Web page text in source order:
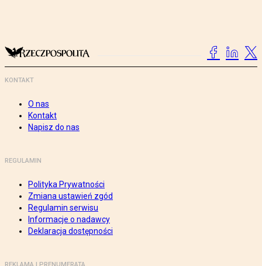
KONTAKT
O nas
Kontakt
Napisz do nas
REGULAMIN
Polityka Prywatności
Zmiana ustawień zgód
Regulamin serwisu
Informacje o nadawcy
Deklaracja dostępności